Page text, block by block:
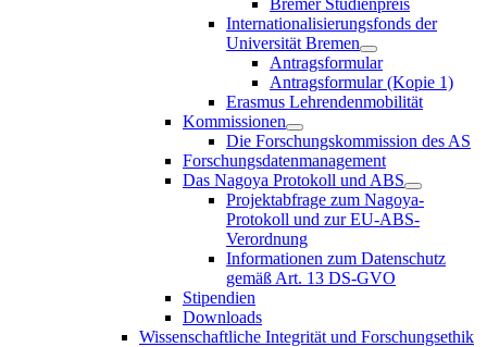
Internationalisierungsfonds der
Universität Bremen
Antragsformular
Antragsformular (Kopie 1)
Erasmus Lehrendenmobilität
Kommissionen
Die Forschungskommission des AS
Forschungsdatenmanagement
Das Nagoya Protokoll und ABS
Projektabfrage zum Nagoya-
Protokoll und zur EU-ABS-
Verordnung
Informationen zum Datenschutz
gemäß Art. 13 DS-GVO
Stipendien
Downloads
Wissenschaftliche Integrität und Forschungsethik